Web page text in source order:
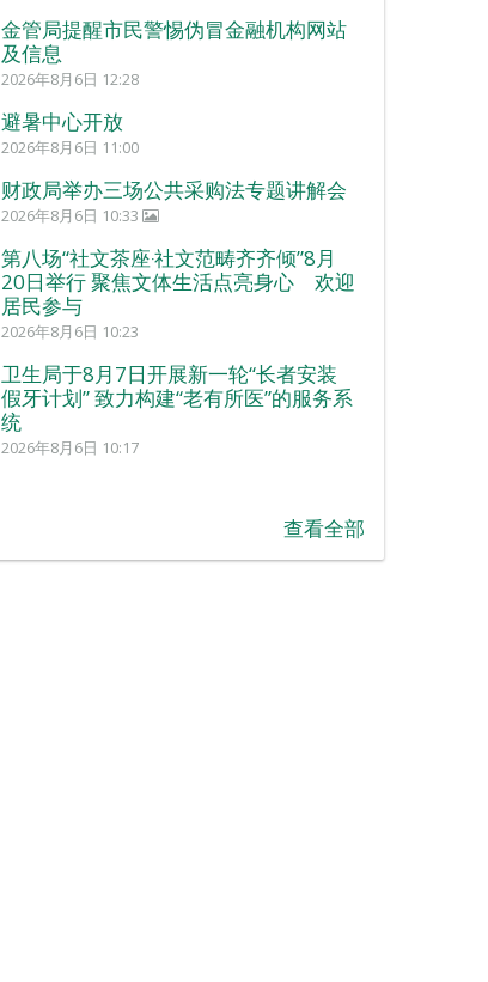
金管局提醒市民警惕伪冒金融机构网站
及信息
2026年8月6日 12:28
避暑中心开放
2026年8月6日 11:00
财政局举办三场公共采购法专题讲解会
2026年8月6日 10:33
第八场“社文茶座‧社文范畴齐齐倾”8月
20日举行 聚焦文体生活点亮身心 欢迎
居民参与
2026年8月6日 10:23
卫生局于8月7日开展新一轮“长者安装
假牙计划” 致力构建“老有所医”的服务系
统
2026年8月6日 10:17
查看全部